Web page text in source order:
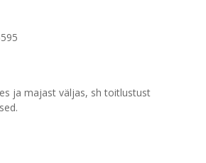
ja majast väljas, sh toitlustust